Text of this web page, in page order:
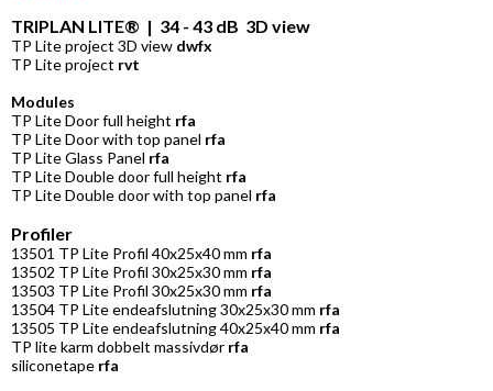
TRIPLAN LITE® | 34 - 43 dB 3D view
TP Lite project 3D view dwfx
TP Lite project rvt
Modules
TP Lite Door full height rfa
TP Lite Door with top panel rfa
TP Lite Glass Panel rfa
TP Lite Double door full height rfa
TP Lite Double door with top panel rfa
Profiler
13501 TP Lite Profil 40x25x40 mm rfa
13502 TP Lite Profil 30x25x30 mm rfa
13503 TP Lite Profil 30x25x30 mm rfa
13504 TP Lite endeafslutning 30x25x30 mm rfa
13505 TP Lite endeafslutning 40x25x40 mm rfa
TP lite karm dobbelt massivdør rfa
siliconetape rfa